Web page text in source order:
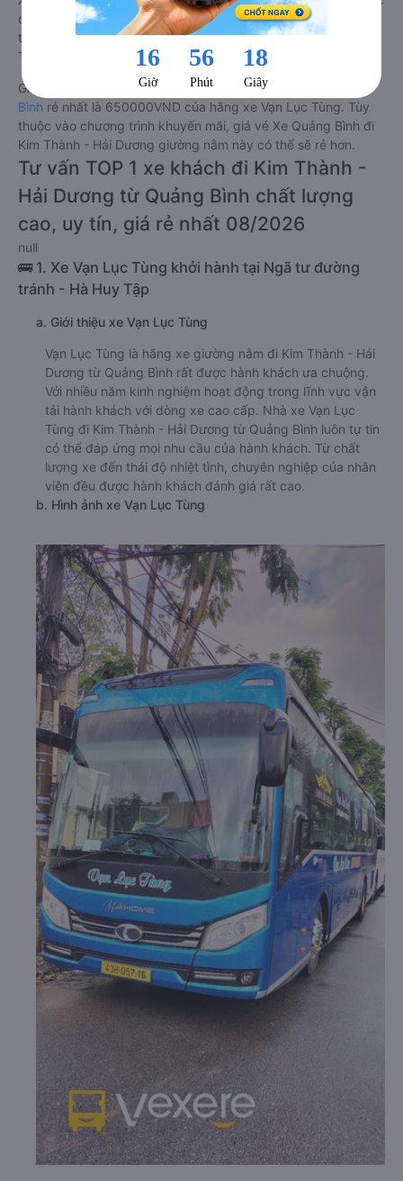
đánh giá chung chất lượng Tốt với điểm đánh giá trung bình
từ 4.4/5 dựa trên 574 phản hồi của hành khách Xe về Kim
Thành - Hải Dương từ Quảng Bình.
Giá vé
xe giường nằm đi Kim Thành - Hải Dương từ Quảng
Bình rẻ nhất là 650000VND của hãng xe Vạn Lục Tùng. Tùy
thuộc vào chương trình khuyến mãi, giá vé Xe Quảng Bình đi
Kim Thành - Hải Dương giường nằm này có thể sẽ rẻ hơn.
Tư vấn TOP 1 xe khách đi Kim Thành -
Hải Dương từ Quảng Bình chất lượng
cao, uy tín, giá rẻ nhất 08/2026
null
🚌 1. Xe Vạn Lục Tùng khởi hành tại Ngã tư đường
tránh - Hà Huy Tập
a. Giới thiệu xe Vạn Lục Tùng
Vạn Lục Tùng là hãng xe giường nằm đi Kim Thành - Hải
Dương từ Quảng Bình rất được hành khách ưa chuộng.
Với nhiều năm kinh nghiệm hoạt động trong lĩnh vực vận
tải hành khách với dòng xe cao cấp. Nhà xe Vạn Lục
Tùng đi Kim Thành - Hải Dương từ Quảng Bình luôn tự tin
có thể đáp ứng mọi nhu cầu của hành khách. Từ chất
lượng xe đến thái độ nhiệt tình, chuyên nghiệp của nhân
viên đều được hành khách đánh giá rất cao.
b. Hình ảnh xe Vạn Lục Tùng